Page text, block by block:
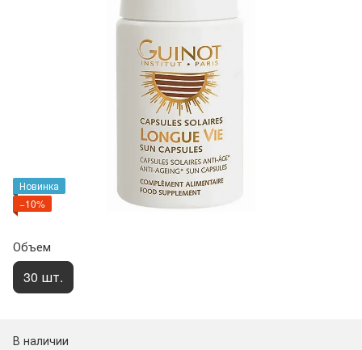
Новинка
−10%
Объем
30 шт.
В наличии